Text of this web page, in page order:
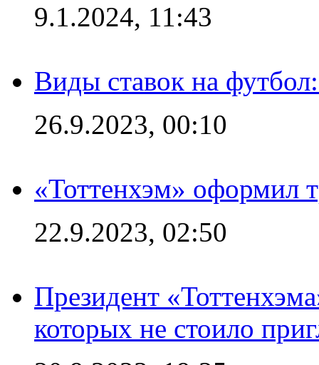
9.1.2024, 11:43
Виды ставок на
26.9.2023, 00:10
«Тоттенхэм» оформил
22.9.2023, 02:50
Президент
которых не стоило